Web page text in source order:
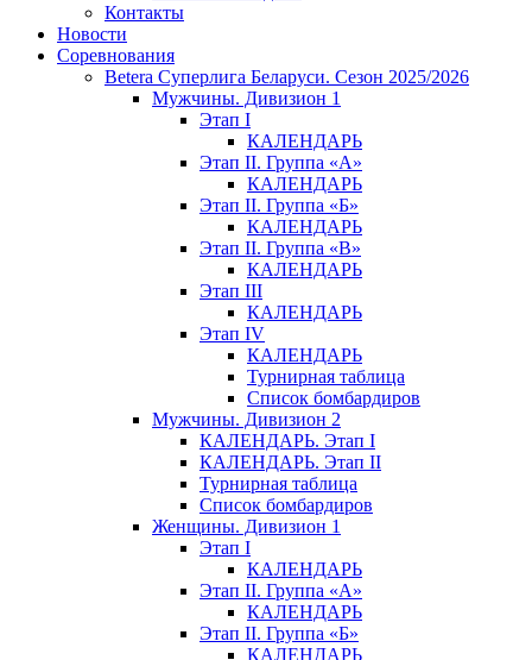
Контакты
Новости
Соревнования
Betera Суперлига Беларуси. Сезон 2025/2026
Мужчины. Дивизион 1
Этап I
КАЛЕНДАРЬ
Этап II. Группа «А»
КАЛЕНДАРЬ
Этап II. Группа «Б»
КАЛЕНДАРЬ
Этап II. Группа «В»
КАЛЕНДАРЬ
Этап III
КАЛЕНДАРЬ
Этап IV
КАЛЕНДАРЬ
Турнирная таблица
Список бомбардиров
Мужчины. Дивизион 2
КАЛЕНДАРЬ. Этап I
КАЛЕНДАРЬ. Этап II
Турнирная таблица
Список бомбардиров
Женщины. Дивизион 1
Этап I
КАЛЕНДАРЬ
Этап II. Группа «А»
КАЛЕНДАРЬ
Этап II. Группа «Б»
КАЛЕНДАРЬ